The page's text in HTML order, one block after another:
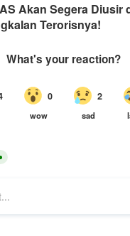
Akan Segera Diusir
Terorisnya!